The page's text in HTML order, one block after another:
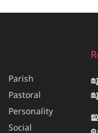
Parish
Pastoral
Personality
Social